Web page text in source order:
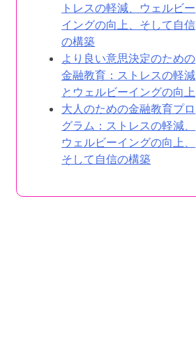
トレスの軽減、ウェルビー
イングの向上、そして自信
の構築
より良い意思決定のための
金融教育：ストレスの軽減
とウェルビーイングの向上
大人のための金融教育プロ
グラム：ストレスの軽減、
ウェルビーイングの向上、
そして自信の構築